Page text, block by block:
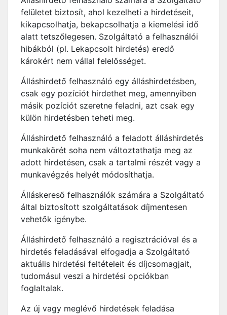
felületet biztosít, ahol kezelheti a hirdetéseit,
kikapcsolhatja, bekapcsolhatja a kiemelési idő
alatt tetszőlegesen. Szolgáltató a felhasználói
hibákból (pl. Lekapcsolt hirdetés) eredő
károkért nem vállal felelősséget.
Álláshirdető felhasználó egy álláshirdetésben,
csak egy pozíciót hirdethet meg, amennyiben
másik pozíciót szeretne feladni, azt csak egy
külön hirdetésben teheti meg.
Álláshirdető felhasználó a feladott álláshirdetés
munkakörét soha nem változtathatja meg az
adott hirdetésen, csak a tartalmi részét vagy a
munkavégzés helyét módosíthatja.
Álláskereső felhasználók számára a Szolgáltató
által biztosított szolgáltatások díjmentesen
vehetők igénybe.
Álláshirdető felhasználó a regisztrációval és a
hirdetés feladásával elfogadja a Szolgáltató
aktuális hirdetési feltételeit és díjcsomagjait,
tudomásul veszi a hirdetési opciókban
foglaltalak.
Az új vagy meglévő hirdetések feladása